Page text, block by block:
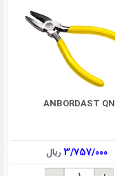
ANBORDAST QN
3/757/000ریال